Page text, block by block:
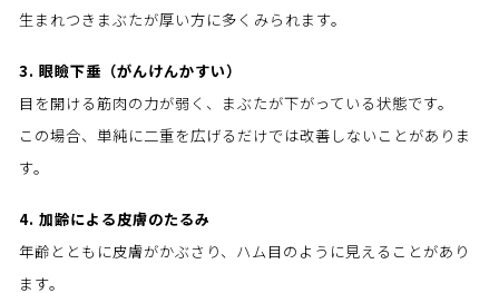
生まれつきまぶたが厚い方に多くみられます。
3. 眼瞼下垂（がんけんかすい）
目を開ける筋肉の力が弱く、まぶたが下がっている状態です。
この場合、単純に二重を広げるだけでは改善しないことがありま
す。
4. 加齢による皮膚のたるみ
年齢とともに皮膚がかぶさり、ハム目のように見えることがあり
ます。